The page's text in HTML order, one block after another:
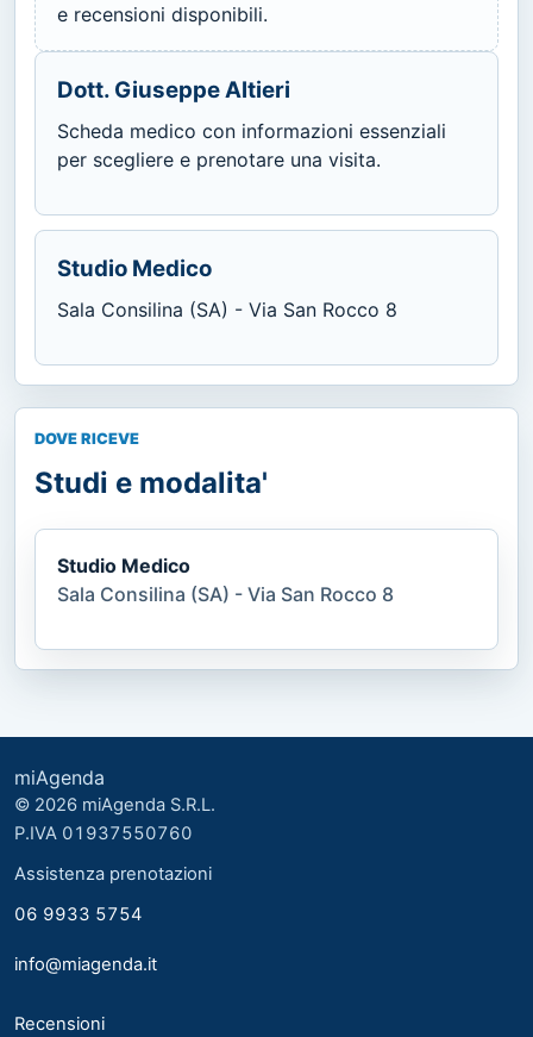
e recensioni disponibili.
Dott. Giuseppe Altieri
Scheda medico con informazioni essenziali
per scegliere e prenotare una visita.
Studio Medico
Sala Consilina (SA) - Via San Rocco 8
DOVE RICEVE
Studi e modalita'
Studio Medico
Sala Consilina (SA) - Via San Rocco 8
miAgenda
© 2026 miAgenda S.R.L.
P.IVA 01937550760
Assistenza prenotazioni
06 9933 5754
info@miagenda.it
Recensioni